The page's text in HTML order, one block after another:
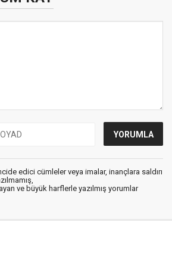
edici cümleler veya imalar, inançlara saldırı
ve büyük harflerle yazılmış yorumlar